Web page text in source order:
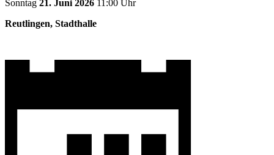
Sonntag 21. Juni 2026 11:00 Uhr
Reutlingen, Stadthalle